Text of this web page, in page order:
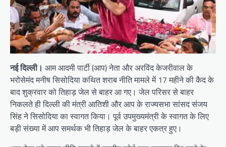
नई दिल्ली। आम आदमी पार्टी (आप) नेता और अरविंद केजरीवाल के
भरोसेमंद मनीष सिसोदिया कथित शराब नीति मामले में 17 महीने की कैद के
बाद शुक्रवार को तिहाड़ जेल से बाहर आ गए। जेल परिसर से बाहर
निकलते ही दिल्ली की मंत्री आतिशी और आप के राज्यसभा सांसद संजय
सिंह ने सिसोदिया का स्वागत किया। पूर्व उपमुख्यमंत्री के स्वागत के लिए
बड़ी संख्या में आप समर्थक भी तिहाड़ जेल के बाहर एकत्र हुए।